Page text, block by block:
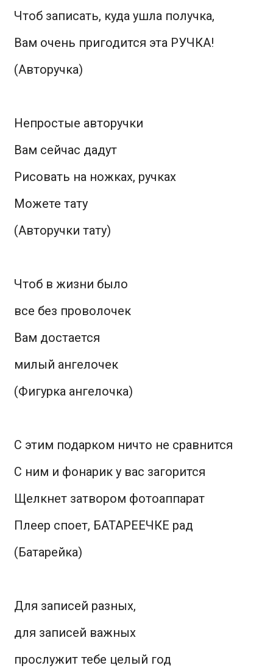
Чтоб записать, куда ушла получка,
Вам очень пригодится эта РУЧКА!
(Авторучка)
Непростые авторучки
Вам сейчас дадут
Рисовать на ножках, ручках
Можете тату
(Авторучки тату)
Чтоб в жизни было
все без проволочек
Вам достается
милый ангелочек
(Фигурка ангелочка)
С этим подарком ничто не сравнится
С ним и фонарик у вас загорится
Щелкнет затвором фотоаппарат
Плеер споет, БАТАРЕЕЧКЕ рад
(Батарейка)
Для записей разных,
для записей важных
прослужит тебе целый год